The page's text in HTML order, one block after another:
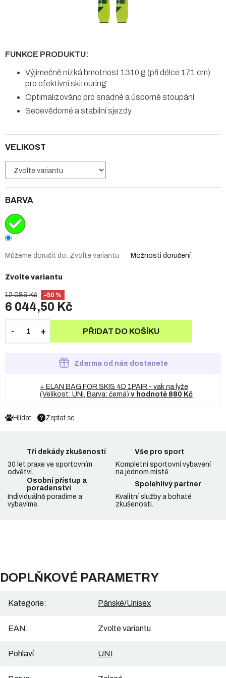
12 089 Kč –50 %
6 044,50 Kč
Zvolte variantu
VELIKOST
BARVA
Můžeme doručit do: Zvolte variantu Možnosti doručení
PŘIDAT DO KOŠÍKU
Zdarma od nás dostanete
+ ELAN BAG FOR SKIS 4D 1PAIR - vak na lyže
(Velikost: UNI, Barva: černá) v hodnotě 880 Kč
FUNKCE PRODUKTU:
Výjimečně nízká hmotnost 1310 g (při délce 171 cm)
pro efektivní skitouring
Optimalizováno pro snadné a úsporné stoupání
Sebevědomé a stabilní sjezdy
Zeptat se
Hlídat
Tři dekády zkušeností
30 let praxe ve sportovním
odvětví.
Vše pro sport
Kompletní sportovní vybavení
na jednom místě.
Osobní přístup a
poradenství
Individuálně poradíme a
vybavíme.
Spolehlivý partner
Kvalitní služby a bohaté
zkušenosti.
DOPLŇKOVÉ PARAMETRY
Kategorie: Pánské/Unisex
EAN: Zvolte variantu
Pohlaví: UNI